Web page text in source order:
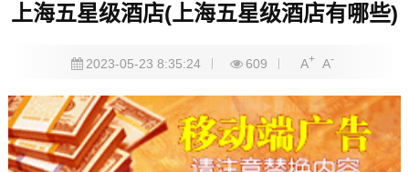
上海五星级酒店(上海五星级酒店有哪些)
2023-05-23 8:35:24 609 A+ A-